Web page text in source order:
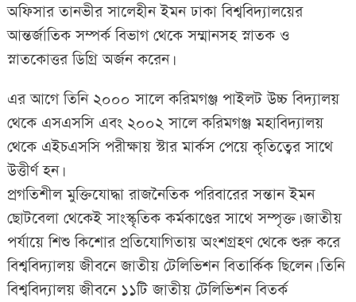
অফিসার তানভীর সালেহীন ইমন ঢাকা বিশ্ববিদ্যালয়ের
আন্তর্জাতিক সম্পর্ক বিভাগ থেকে সম্মানসহ স্নাতক ও
স্নাতকোত্তর ডিগ্রি অর্জন করেন।
এর আগে তিনি ২০০০ সালে করিমগঞ্জ পাইলট উচ্চ বিদ্যালয়
থেকে এসএসসি এবং ২০০২ সালে করিমগঞ্জ মহাবিদ্যালয়
থেকে এইচএসসি পরীক্ষায় স্টার মার্কস পেয়ে কৃতিত্বের সাথে
উত্তীর্ণ হন।
প্রগতিশীল মুক্তিযোদ্ধা রাজনৈতিক পরিবারের সন্তান ইমন
ছোটবেলা থেকেই সাংস্কৃতিক কর্মকাণ্ডের সাথে সম্পৃক্ত। জাতীয়
পর্যায়ে শিশু কিশোর প্রতিযোগিতায় অংশগ্রহণ থেকে শুরু করে
বিশ্ববিদ্যালয় জীবনে জাতীয় টেলিভিশন বিতার্কিক ছিলেন। তিনি
বিশ্ববিদ্যালয় জীবনে ১১টি জাতীয় টেলিভিশন বিতর্ক